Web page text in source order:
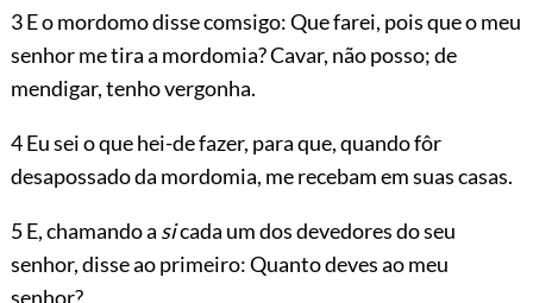
3 E o mordomo disse comsigo: Que farei, pois que o meu
senhor me tira a mordomia? Cavar, não posso; de
mendigar, tenho vergonha.
4 Eu sei o que hei-de fazer, para que, quando fôr
desapossado da mordomia, me recebam em suas casas.
5 E, chamando a sicada um dos devedores do seu
senhor, disse ao primeiro: Quanto deves ao meu
senhor?